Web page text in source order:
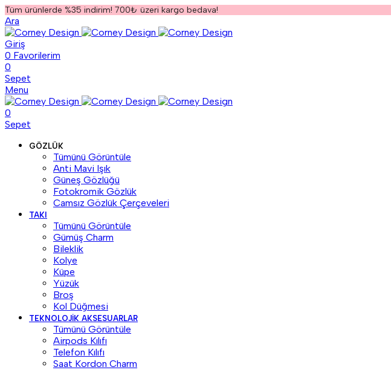
Tüm ürünlerde %35 indirim! 700₺ üzeri kargo bedava!
Ara
Giriş
0 Favorilerim
0
Sepet
Menu
0
Sepet
GÖZLÜK
Tümünü Görüntüle
Anti Mavi Işık
Güneş Gözlüğü
Fotokromik Gözlük
Camsız Gözlük Çerçeveleri
TAKI
Tümünü Görüntüle
Gümüş Charm
Bileklik
Kolye
Küpe
Yüzük
Broş
Kol Düğmesi
TEKNOLOJIK AKSESUARLAR
Tümünü Görüntüle
Airpods Kılıfı
Telefon Kılıfı
Saat Kordon Charm